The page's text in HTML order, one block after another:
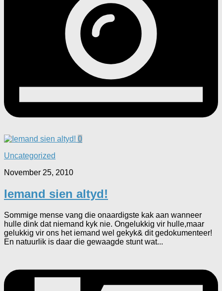
0
Uncategorized
November 25, 2010
Iemand sien altyd!
Sommige mense vang die onaardigste kak aan wanneer
hulle dink dat niemand kyk nie. Ongelukkig vir hulle,maar
gelukkig vir ons het iemand wel gekyk& dit gedokumenteer!
En natuurlik is daar die gewaagde stunt wat...